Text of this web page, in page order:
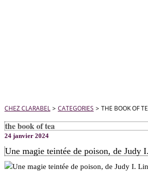
CHEZ CLARABEL > CATEGORIES > THE BOOK OF
the book of tea
24 janvier 2024
Une magie teintée de poison, de Judy